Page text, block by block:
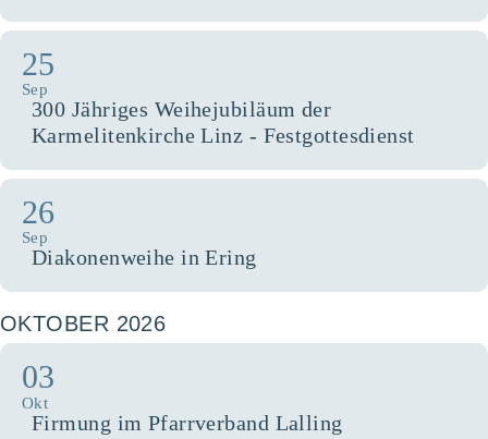
25
Sep
300 Jähriges Weihejubiläum der
Karmelitenkirche Linz - Festgottesdienst
26
Sep
Diakonenweihe in Ering
OKTOBER 2026
03
Okt
Firmung im Pfarrverband Lalling